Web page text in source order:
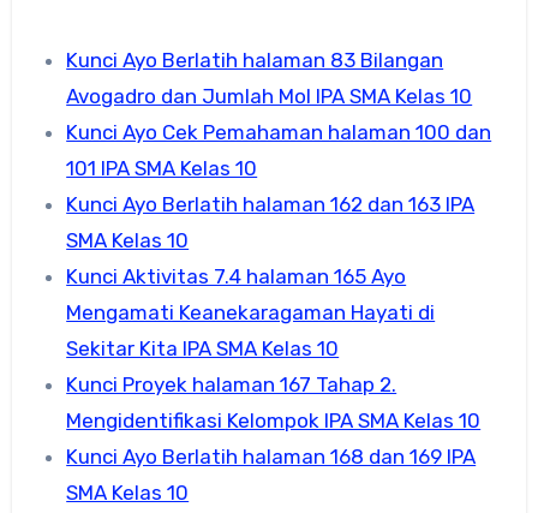
Kunci Ayo Berlatih halaman 83 Bilangan
Avogadro dan Jumlah Mol IPA SMA Kelas 10
Kunci Ayo Cek Pemahaman halaman 100 dan
101 IPA SMA Kelas 10
Kunci Ayo Berlatih halaman 162 dan 163 IPA
SMA Kelas 10
Kunci Aktivitas 7.4 halaman 165 Ayo
Mengamati Keanekaragaman Hayati di
Sekitar Kita IPA SMA Kelas 10
Kunci Proyek halaman 167 Tahap 2.
Mengidentifikasi Kelompok IPA SMA Kelas 10
Kunci Ayo Berlatih halaman 168 dan 169 IPA
SMA Kelas 10